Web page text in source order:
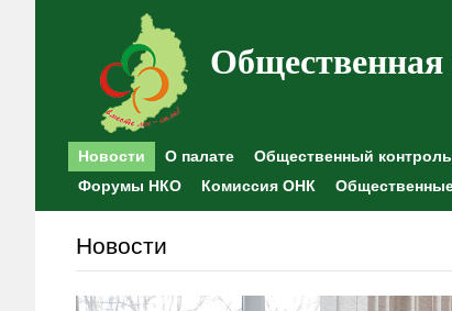
Новости О палате Общественный контроль
Форумы НКО
Комиссия ОНК
Новости